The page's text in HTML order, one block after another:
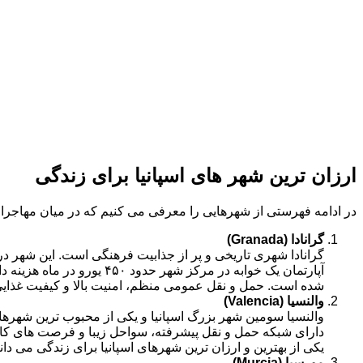
ارزان ترین شهر های اسپانیا برای زندگی
در ادامه فهرستی از شهرهایی را معرفی می کنیم که در میان
گرانادا (Granada)
گرانادا شهری تاریخی و پر از جذابیت فرهنگی است. این شهر در
آپارتمان یک خوابه در
شده است. حمل و نقل عمومی منظم، امنیت بالا و کیفیت
والنسیا (Valencia)
والنسیا سومین شهر بزرگ اسپانیا و یکی از محبوب ترین
دارای شبکه حمل و نقل پیشرفته، سواحل زیبا و فرصت های
یکی از بهترین و ارزان ترین شهرهای اسپانیا برای زندگی می